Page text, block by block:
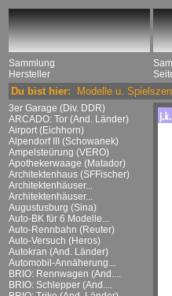
Sammlung
Hersteller
Du bist hier: Modelle u.
3er Garage (Div. DDR)
ARCADO: Tor (And. Länder)
Airport (Eichhorn)
Alpendorf III (Schowanek)
Ampelsteürung (VERO)
Apothekerwaage (Matador)
Architektenhaus (SFFischer)
Architektenhäuser...
Architektenhäuser...
Augustusburg (Sina)
Auto-BK für 6 Modelle...
Auto-Rennbahn (Reuter)
Auto-Versuch (Heros)
Autokran (And. Länder)
Automobil-Annäherung...
BRIO: Rennwagen (And....
BRIO: Schlepper (And....